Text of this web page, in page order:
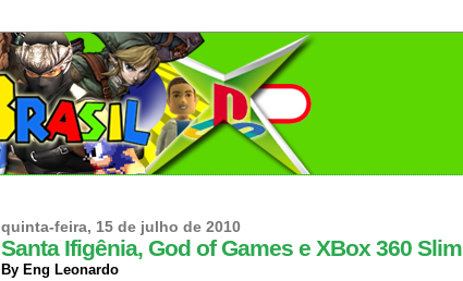
quinta-feira, 15 de julho de 2010
Santa Ifigênia, God of Games e XBox 360 Slim
By Eng Leonardo